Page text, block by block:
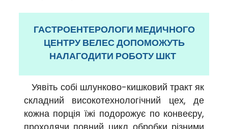
ГАСТРОЕНТЕРОЛОГИ МЕДИЧНОГО
ЦЕНТРУ ВЕЛЕС ДОПОМОЖУТЬ
НАЛАГОДИТИ РОБОТУ ШКТ
Уявіть собі шлунково-кишковий тракт як
складний високотехнологічний цех, де
кожна порція їжі подорожує по конвеєру,